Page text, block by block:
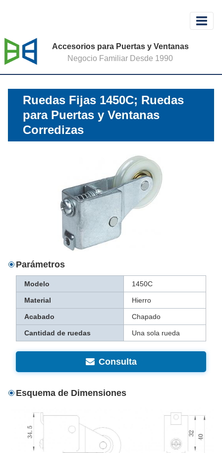
Accesorios para Puertas y Ventanas
Negocio Familiar Desde 1990
Ruedas Fijas 1450C; Ruedas
para Puertas y Ventanas
Corredizas
Parámetros
Modelo 1450C
Material Hierro
Acabado Chapado
Cantidad de ruedas Una sola rueda
Consulta
Esquema de Dimensiones